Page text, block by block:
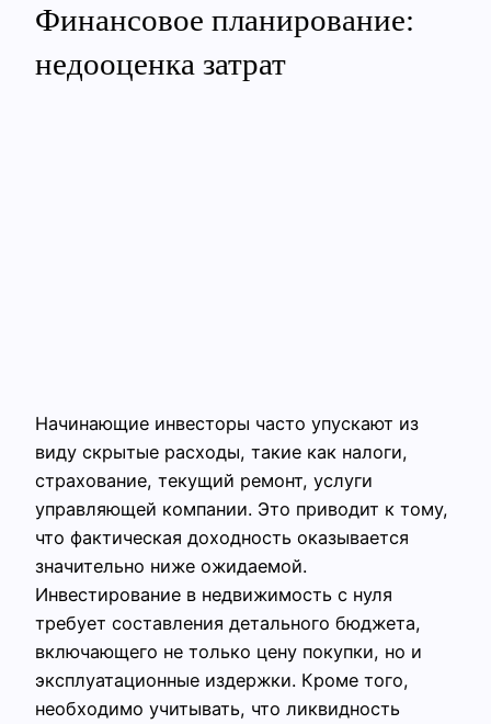
Финансовое планирование:
недооценка затрат
Начинающие инвесторы часто упускают из
виду скрытые расходы, такие как налоги,
страхование, текущий ремонт, услуги
управляющей компании. Это приводит к тому,
что фактическая доходность оказывается
значительно ниже ожидаемой.
Инвестирование в недвижимость с нуля
требует составления детального бюджета,
включающего не только цену покупки, но и
эксплуатационные издержки. Кроме того,
необходимо учитывать, что ликвидность